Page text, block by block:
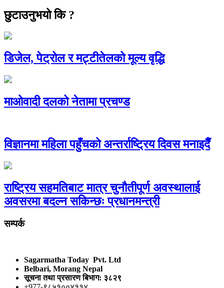
छुटाउनुभयो कि ?
डिजेल, पेट्रोल र मट्टीतेलको मूल्य वृद्धि
माओवादी दलको नेतामा प्रचण्ड
विज्ञानमा महिला पहुँचको अन्तर्राष्ट्रिय दिवस मनाइदैँ
राष्ट्रिय सहमतिबाट मात्र चुनौतीपूर्ण अवस्थालाई
अवसरमा बदल्न सकिन्छः प्रधानमन्त्री
सम्पर्क
Sagarmatha Today Pvt. Ltd
Belbari, Morang Nepal
सूचना तथा प्रसारण बिभाग: ३८२९